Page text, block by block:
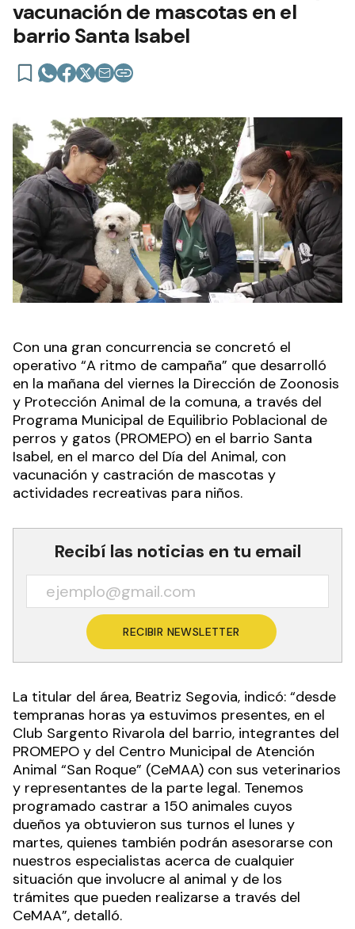
vacunación de mascotas en el
barrio Santa Isabel
Con una gran concurrencia se concretó el
operativo “A ritmo de campaña” que desarrolló
en la mañana del viernes la Dirección de Zoonosis
y Protección Animal de la comuna, a través del
Programa Municipal de Equilibrio Poblacional de
perros y gatos (PROMEPO) en el barrio Santa
Isabel, en el marco del Día del Animal, con
vacunación y castración de mascotas y
actividades recreativas para niños.
Recibí las noticias en tu email
RECIBIR NEWSLETTER
La titular del área, Beatriz Segovia, indicó: “desde
tempranas horas ya estuvimos presentes, en el
Club Sargento Rivarola del barrio, integrantes del
PROMEPO y del Centro Municipal de Atención
Animal “San Roque” (CeMAA) con sus veterinarios
y representantes de la parte legal. Tenemos
programado castrar a 150 animales cuyos
dueños ya obtuvieron sus turnos el lunes y
martes, quienes también podrán asesorarse con
nuestros especialistas acerca de cualquier
situación que involucre al animal y de los
trámites que pueden realizarse a través del
CeMAA”, detalló.